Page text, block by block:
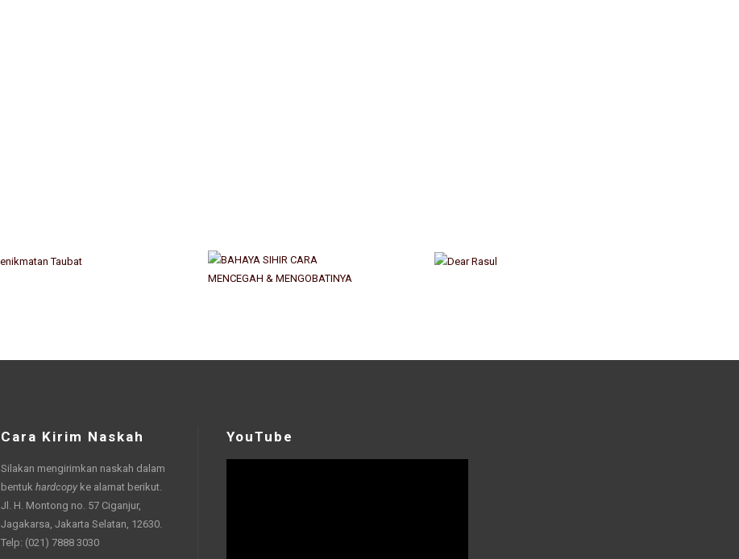
Cara Kirim Naskah
Silakan mengirimkan naskah dalam
bentuk hardcopy ke alamat berikut.
Jl. H. Montong no. 57 Ciganjur,
Jagakarsa, Jakarta Selatan, 12630.
Telp: (021) 7888 3030
YouTube